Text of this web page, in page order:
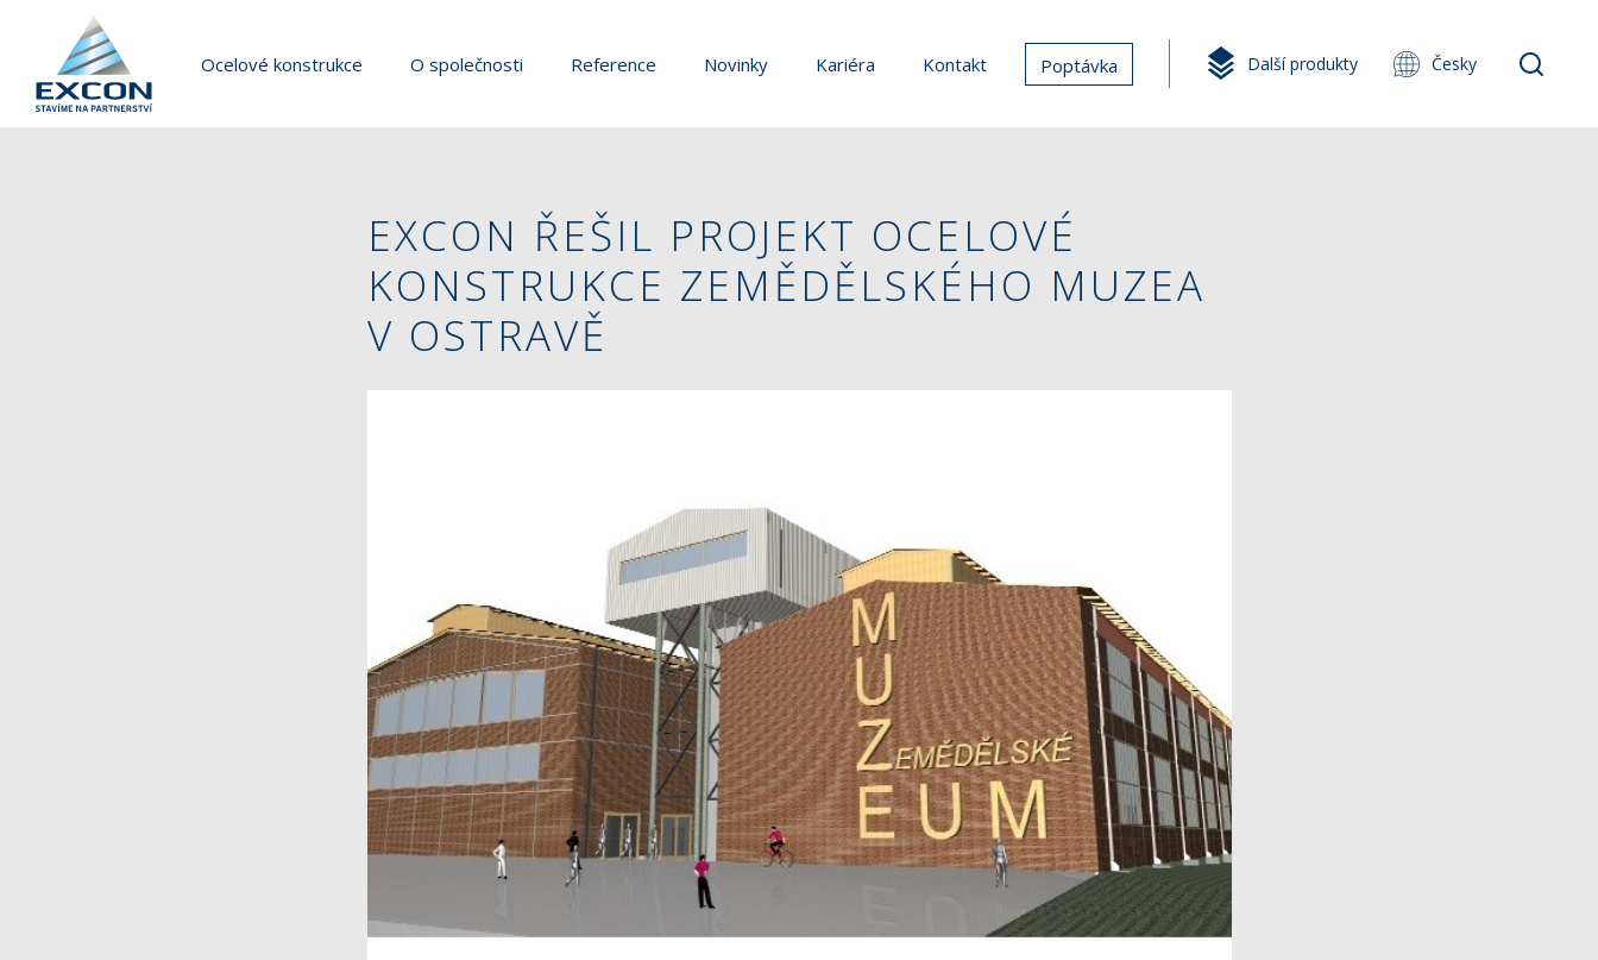
Ocelové konstrukce O společnosti Reference Novinky Kariéra Kontakt Poptávka Další produkty Česky
EXCON ŘEŠIL PROJEKT OCELOVÉ
KONSTRUKCE ZEMĚDĚLSKÉHO MUZEA
V OSTRAVĚ